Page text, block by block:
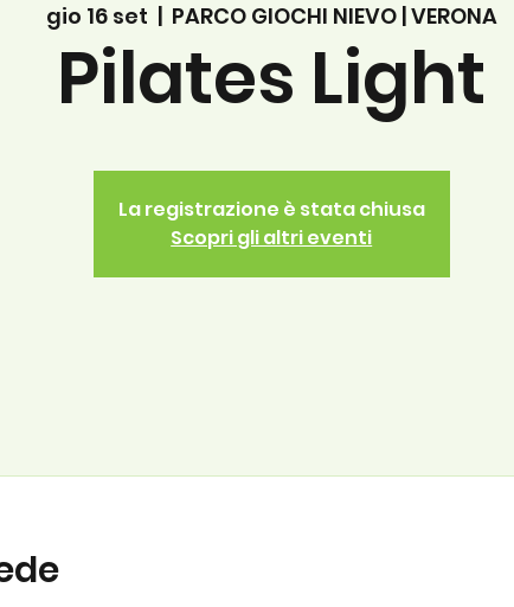
gio 16 set PARCO GIOCHI NIEVO | VERONA
Pilates Light
La registrazione è stata chiusa
Scopri gli altri eventi